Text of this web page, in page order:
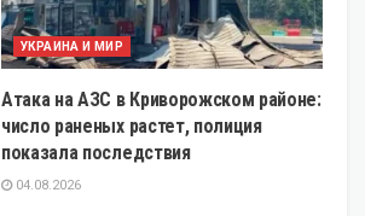
УКРАИНА И МИР
Атака на АЗС в Криворожском районе:
число раненых растет, полиция
показала последствия
04.08.2026